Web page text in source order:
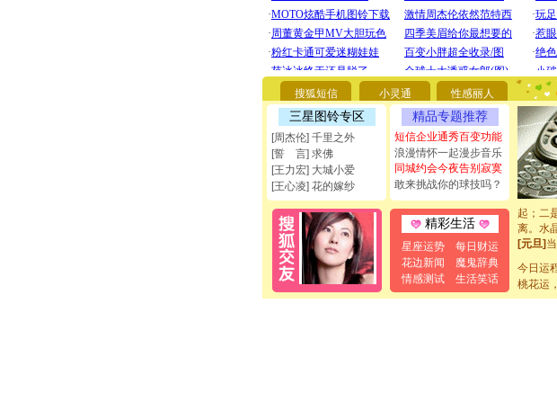
搜狐短信 小灵通 性感丽人
三星图铃专区
[周杰伦] 千里之外
[誓 言] 求佛
[王力宏] 大城小爱
[王心凌] 花的嫁纱
精品专题推荐
短信企业通秀百变功能
浪漫情怀一起漫步音乐
同城约会今夜告别寂寞
敢来挑战你的球技吗？
精彩生活
星座运势
每日财运
花边新闻
魔鬼辞典
情感测试
生活笑话
[圣诞节]
你太多
要平
[圣诞节]
能正大
都要快
[圣诞节]
如意,快
[元旦]
断电。
你是我
[元旦]
离。水
[元旦]
泣，这
卖了。
[春节]
颜！冬
今日运
桃花运